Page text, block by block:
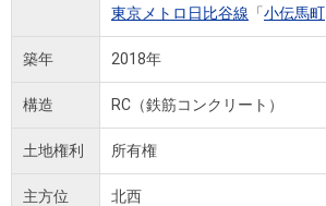
東京メトロ日比谷線 「小伝馬町
築年 2018年
構造 RC（鉄筋コンクリート）
土地権利 所有権
主方位 北西